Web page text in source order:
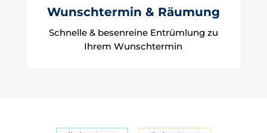
Wunschtermin & Räumung
Schnelle & besenreine Entrümlung zu
Ihrem Wunschtermin